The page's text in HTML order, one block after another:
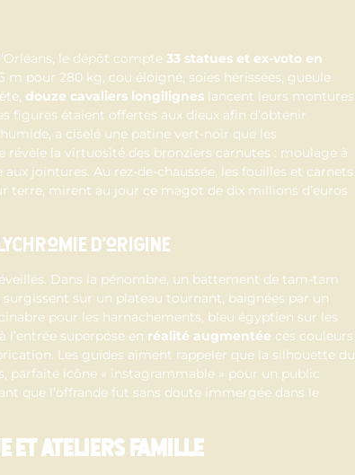
le dépôt compte 33 statues et ex-voto en
m pour 280 kg, cou éloigné, soies hérissées, gueule
douze cavaliers longilignes lancent leurs montures
figures étaient offertes aux dieux afin d’obtenir
a ciselé une patine vert-noir que les
révèle la virtuosité des bronziers carnutes : moulage à
jointures. Au rez-de-chaussée, les fouilles et carnets
terre, mirent au jour ce magot de dix millions d’euros
d’origine
Dans la pénombre, un battement de tam-tam
sur un plateau tournant, baignées par un
pour les harnachements, bleu égyptien sur les
l’entrée superpose en réalité augmentée ces couleurs
Les guides aiment rappeler que la silhouette du
parfaite icône « instagrammable » pour un public
que l’offrande fut sans doute immergée dans le
et ateliers famille